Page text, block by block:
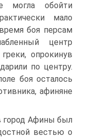
могла обойти
мало
боя персам
центр
опрокинув
по центру.
боя осталось
афиняне
город Афины был
вестью о